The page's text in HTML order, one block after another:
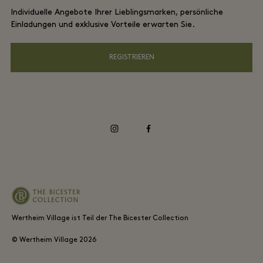
App herunterladen
Shopping Card
FAQs
Datenschutzrichtlinien
Individuelle Angebote Ihrer Lieblingsmarken, persönliche
Einladungen und exklusive Vorteile erwarten Sie.
REGISTRIEREN
Wertheim Village ist Teil der The Bicester Collection
© Wertheim Village 2026
instagramfacebook